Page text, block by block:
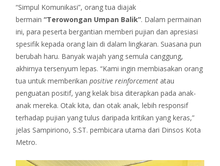
“Simpul Komunikasi”, orang tua diajak
bermain “Terowongan Umpan Balik”. Dalam permainan
ini, para peserta bergantian memberi pujian dan apresiasi
spesifik kepada orang lain di dalam lingkaran. Suasana pun
berubah haru. Banyak wajah yang semula canggung,
akhirnya tersenyum lepas. “Kami ingin membiasakan orang
tua untuk memberikan positive reinforcement atau
penguatan positif, yang kelak bisa diterapkan pada anak-
anak mereka. Otak kita, dan otak anak, lebih responsif
terhadap pujian yang tulus daripada kritikan yang keras,”
jelas Sampiriono, S.ST. pembicara utama dari Dinsos Kota
Metro.